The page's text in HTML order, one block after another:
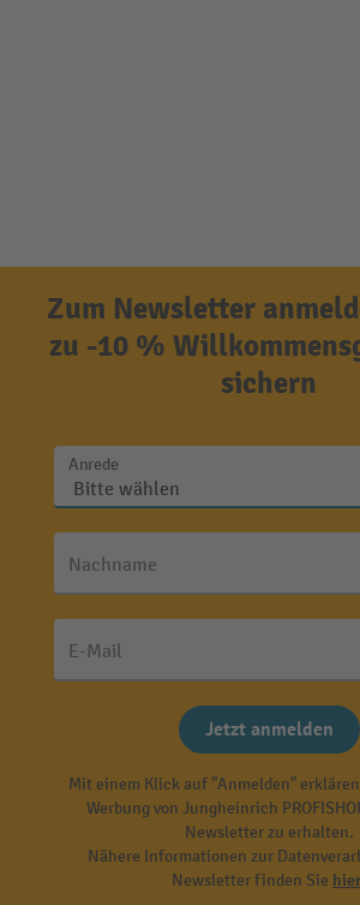
Zum Newsletter
zu -10 %
sichern
Anrede
Nachname
E-Mail
Jetzt anmelden
Mit einem Klick auf "Anmelden"
Werbung von Jungheinrich
Newsletter zu erhalten.
Nähere Informationen zur
Newsletter finden Sie hier